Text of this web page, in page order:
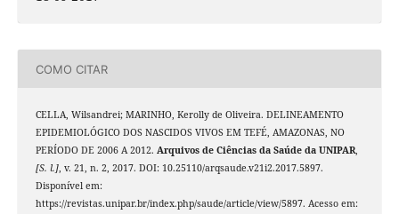
COMO CITAR
CELLA, Wilsandrei; MARINHO, Kerolly de Oliveira. DELINEAMENTO
EPIDEMIOLÓGICO DOS NASCIDOS VIVOS EM TEFÉ, AMAZONAS, NO
PERÍODO DE 2006 A 2012. Arquivos de Ciências da Saúde da UNIPAR,
[S. l.], v. 21, n. 2, 2017. DOI: 10.25110/arqsaude.v21i2.2017.5897.
Disponível em:
https://revistas.unipar.br/index.php/saude/article/view/5897. Acesso em: